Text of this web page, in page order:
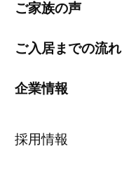
ご家族の声
ご入居までの流れ
企業情報
採用情報